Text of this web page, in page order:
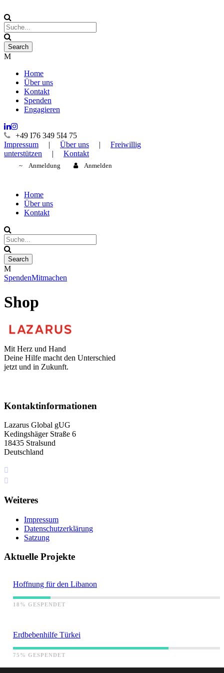
Home
Über uns
Kontakt
Spenden
Engagieren
+49 I76 349 5I4 75
Impressum
| Über uns |
Freiwillig
unterstützen
| Kontakt
Anmeldung Anmelden
Home
Über uns
Kontakt
SpendenMitmachen
Shop
Mit Herz und Hand
Deine Hilfe macht den Unterschied
jetzt und in Zukunft.
Kontaktinformationen
Lazarus Global gUG
Kedingshäger Straße 6
18435 Stralsund
Deutschland
Weiteres
Impressum
Datenschutzerklärung
Satzung
Aktuelle Projekte
Hoffnung für den Libanon
18% GESPENDET
Erdbebenhilfe Türkei
75% GESPENDET